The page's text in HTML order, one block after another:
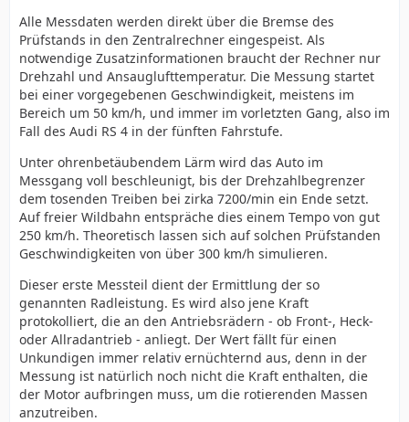
Alle Messdaten werden direkt über die Bremse des
Prüfstands in den Zentralrechner eingespeist. Als
notwendige Zusatzinformationen braucht der Rechner nur
Drehzahl und Ansauglufttemperatur. Die Messung startet
bei einer vorgegebenen Geschwindigkeit, meistens im
Bereich um 50 km/h, und immer im vorletzten Gang, also im
Fall des Audi RS 4 in der fünften Fahrstufe.
Unter ohrenbetäubendem Lärm wird das Auto im
Messgang voll beschleunigt, bis der Drehzahlbegrenzer
dem tosenden Treiben bei zirka 7200/min ein Ende setzt.
Auf freier Wildbahn entspräche dies einem Tempo von gut
250 km/h. Theoretisch lassen sich auf solchen Prüfstanden
Geschwindigkeiten von über 300 km/h simulieren.
Dieser erste Messteil dient der Ermittlung der so
genannten Radleistung. Es wird also jene Kraft
protokolliert, die an den Antriebsrädern - ob Front-, Heck-
oder Allradantrieb - anliegt. Der Wert fällt für einen
Unkundigen immer relativ ernüchternd aus, denn in der
Messung ist natürlich noch nicht die Kraft enthalten, die
der Motor aufbringen muss, um die rotierenden Massen
anzutreiben.